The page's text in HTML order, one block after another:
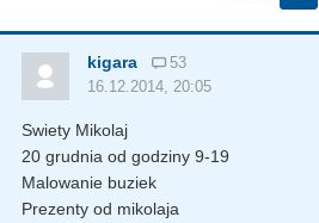
kigara
53
16.12.2014, 20:05
Swiety Mikolaj
20 grudnia od godziny 9-19
Malowanie buziek
Prezenty od mikolaja